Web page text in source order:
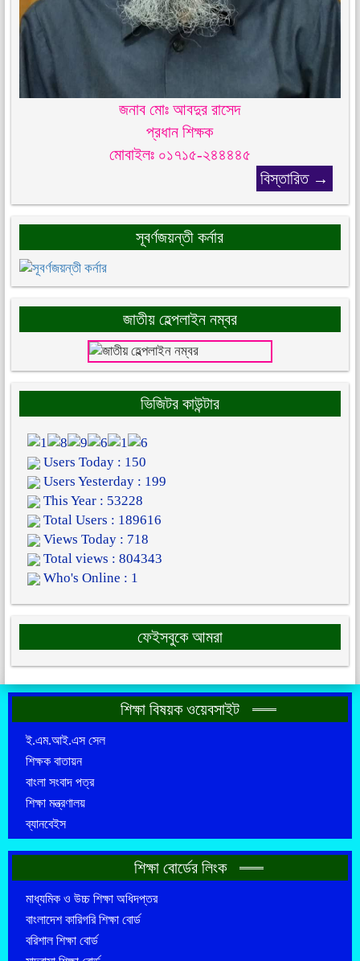
জনাব মোঃ আবদুর রাসেদ
প্রধান শিক্ষক
মোবাইলঃ ০১৭১৫-২৪৪৪৪৫
বিস্তারিত →
সূবর্ণজয়ন্তী কর্নার
জাতীয় হেল্পলাইন নম্বর
ভিজিটর কাউন্টার
Users Today : 150
Users Yesterday : 199
This Year : 53228
Total Users : 189616
Views Today : 718
Total views : 804343
Who's Online : 1
ফেইসবুকে আমরা
শিক্ষা বিষয়ক ওয়েবসাইট
ই.এম.আই.এস সেল
শিক্ষক বাতায়ন
বাংলা সংবাদ পত্র
শিক্ষা মন্ত্রণালয়
ব্যানবেইস
শিক্ষা বোর্ডের লিংক
মাধ্যমিক ও উচ্চ শিক্ষা অধিদপ্তর
বাংলাদেশ কারিগরি শিক্ষা বোর্ড
বরিশাল শিক্ষা বোর্ড